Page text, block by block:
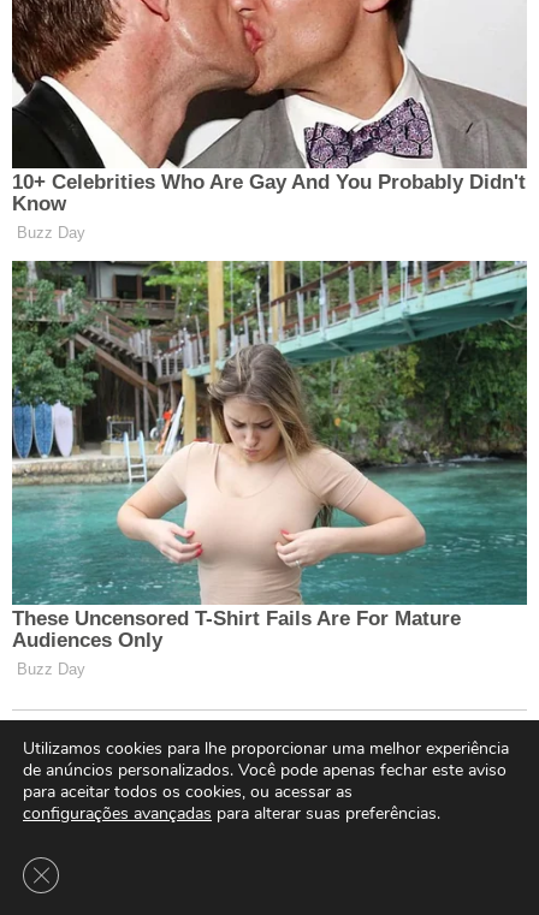
Utilizamos cookies para lhe proporcionar uma melhor experiência
de anúncios personalizados. Você pode apenas fechar este aviso
para aceitar todos os cookies, ou acessar as
configurações avançadas para alterar suas preferências.
Close GDPR Cookie Banner